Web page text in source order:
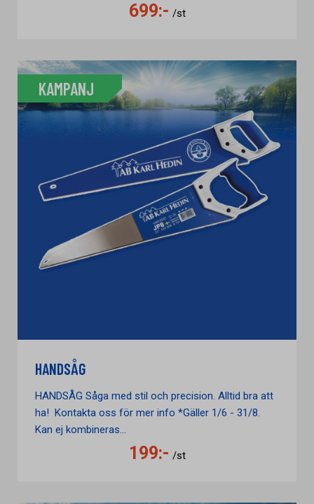
699:- /st
KAMPANJ
HANDSÅG
HANDSÅG Såga med stil och precision. Alltid bra att
ha! Kontakta oss för mer info *Gäller 1/6 - 31/8.
Kan ej kombineras...
199:- /st